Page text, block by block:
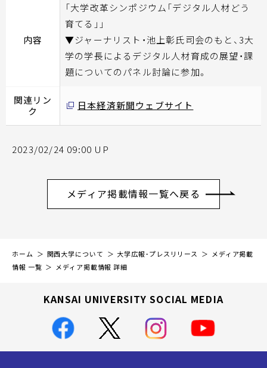
内容
「大学改革シンポジウム「デジタル人材どう
育てる」」
▼ジャーナリスト・池上彰氏司会のもと、3大
学の学長によるデジタル人材育成の展望・課
題についてのパネル討論に参加。
関連リン
ク
日本経済新聞ウェブサイト
2023/02/24 09:00 UP
メディア掲載情報一覧へ戻る
ホーム 関西大学について 大学広報・プレスリリース
メディア掲載
情報 一覧
メディア掲載情報 詳細
KANSAI UNIVERSITY SOCIAL MEDIA